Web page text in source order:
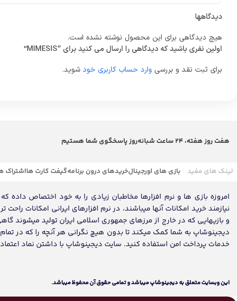
دیدگاهها
هیچ دیدگاهی برای این محصول نوشته نشده است.
اولین نفری باشید که دیدگاهی را ارسال می کنید برای “MIMESIS”
برای ثبت نقد و بررسی وارد حساب کاربری خود شوید.
هفت روز هفته، 24 ساعت شبانه‌روز پاسخگوی شما هستیم
لینک های مفید بازی های اورجینالخریدهای درون برنامهگیفت کارت هااشتراک
امروزه بازی ها و نرم افزارها مخاطبان زیادی را به خود اختصاص داده که
نیازمند خرید امکانات آنها میباشند، در نرم افزارهای ایرانی امکانات
و بازیهایی که در خارج از مرزهای جمهوری اسلامی ایران تولید میشوند
دیجینوشاپ به شما کمک میکند تا بدون هیچ نگرانی هر آنچه را که در
خدمات پرداخت امن استفاده کنید. سایت دیجینوشاپ با داشتن نماد اعتماد، مفتخر به تکمیل روزانه
اين وبسايت متعلق به دیجینوشاپ ميباشد و تمامی حقوق آن محفوظ ميباشد.